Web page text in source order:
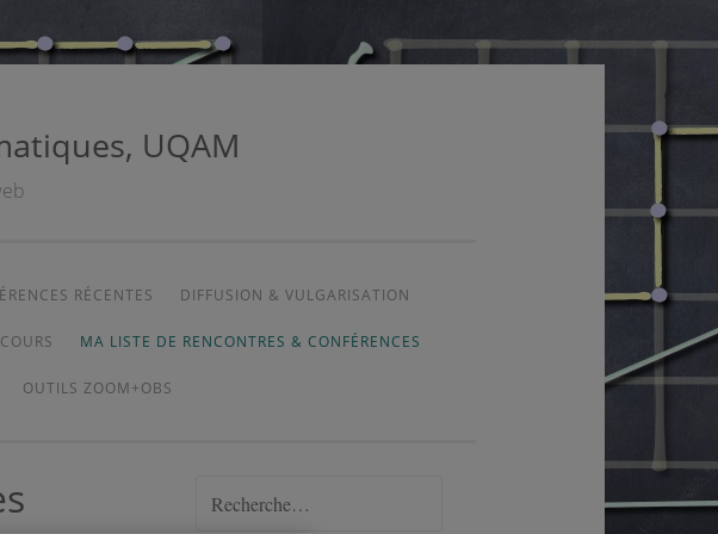
UQAM
RÉCENTES DIFFUSION & VULGARISATION
COURS MA LISTE DE RENCONTRES & CONFÉRENCES
OUTILS ZOOM+OBS
Rechercher :